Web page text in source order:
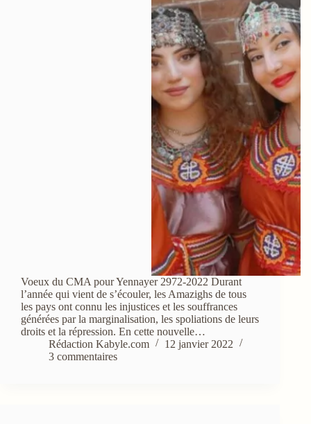
Voeux du CMA pour Yennayer 2972-2022 Durant
l’année qui vient de s’écouler, les Amazighs de tous
les pays ont connu les injustices et les souffrances
générées par la marginalisation, les spoliations de leurs
droits et la répression. En cette nouvelle…
Rédaction Kabyle.com
12 janvier 2022
3 commentaires